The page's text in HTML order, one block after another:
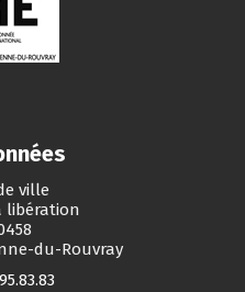
ville
libération
du-Rouvray